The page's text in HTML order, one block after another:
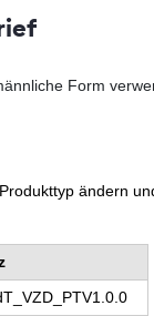
Form
ändern